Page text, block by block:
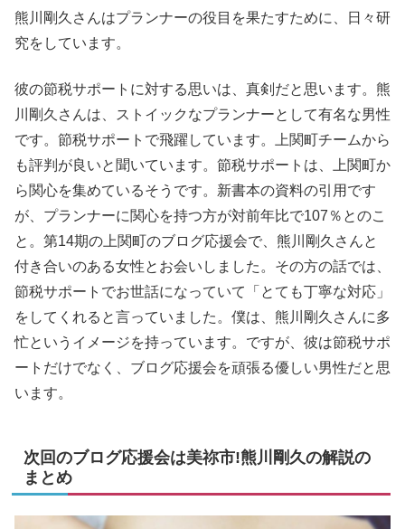
熊川剛久さんはプランナーの役目を果たすために、日々研
究をしています。
彼の節税サポートに対する思いは、真剣だと思います。熊
川剛久さんは、ストイックなプランナーとして有名な男性
です。節税サポートで飛躍しています。上関町チームから
も評判が良いと聞いています。節税サポートは、上関町か
ら関心を集めているそうです。新書本の資料の引用です
が、プランナーに関心を持つ方が対前年比で107％とのこ
と。第14期の上関町のブログ応援会で、熊川剛久さんと
付き合いのある女性とお会いしました。その方の話では、
節税サポートでお世話になっていて「とても丁寧な対応」
をしてくれると言っていました。僕は、熊川剛久さんに多
忙というイメージを持っています。ですが、彼は節税サポ
ートだけでなく、ブログ応援会を頑張る優しい男性だと思
います。
次回のブログ応援会は美祢市!熊川剛久の解説の
まとめ